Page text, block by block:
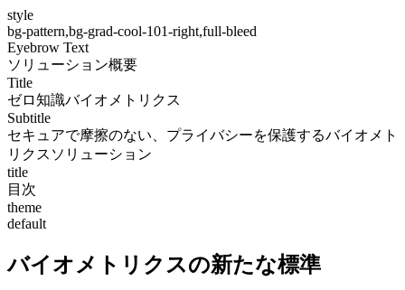
style
bg-pattern,bg-grad-cool-101-right,full-bleed
Eyebrow Text
ソリューション概要
Title
ゼロ知識バイオメトリクス
Subtitle
セキュアで摩擦のない、プライバシーを保護するバイオメト
リクスソリューション
title
目次
theme
default
バイオメトリクスの新たな標準